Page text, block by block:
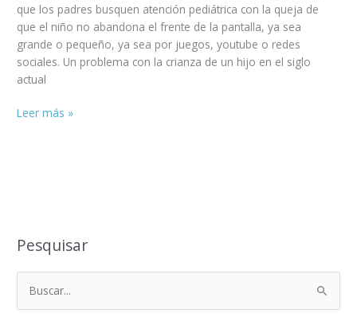
que los padres busquen atención pediátrica con la queja de
que el niño no abandona el frente de la pantalla, ya sea
grande o pequeño, ya sea por juegos, youtube o redes
sociales. Un problema con la crianza de un hijo en el siglo
actual
Leer más »
Pesquisar
u